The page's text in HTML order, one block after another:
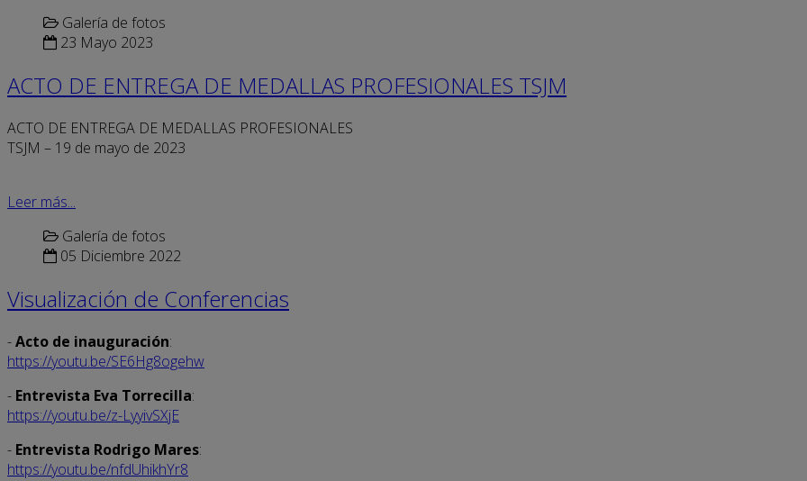
Galería de fotos
23 Mayo 2023
ACTO DE ENTREGA DE MEDALLAS PROFESIONALES TSJM
ACTO DE ENTREGA DE MEDALLAS PROFESIONALES
TSJM – 19 de mayo de 2023
Leer más...
Galería de fotos
05 Diciembre 2022
Visualización de Conferencias
-Acto de inauguración:
https://youtu.be/SE6Hg8ogehw
- Entrevista Eva Torrecilla:
https://youtu.be/z-LyyivSXjE
- Entrevista Rodrigo Mares:
https://youtu.be/nfdUhikhYr8